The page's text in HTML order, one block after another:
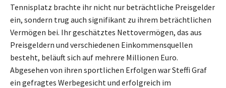
Tennisplatz brachte ihr nicht nur beträchtliche Preisgelder
ein, sondern trug auch signifikant zu ihrem beträchtlichen
Vermögen bei. Ihr geschätztes Nettovermögen, das aus
Preisgeldern und verschiedenen Einkommensquellen
besteht, beläuft sich auf mehrere Millionen Euro.
Abgesehen von ihren sportlichen Erfolgen war Steffi Graf
ein gefragtes Werbegesicht und erfolgreich im